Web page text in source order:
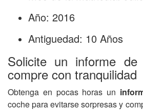
Año: 2016
Antiguedad: 10 Años
Solicite un informe
compre con tranquilidad
Obtenga en pocas horas un
coche para evitarse sorpresas y